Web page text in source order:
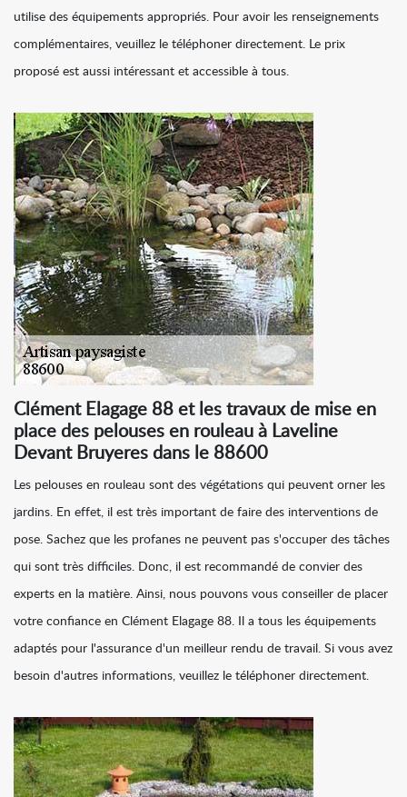
utilise des équipements appropriés. Pour avoir les renseignements
complémentaires, veuillez le téléphoner directement. Le prix
proposé est aussi intéressant et accessible à tous.
Clément Elagage 88 et les travaux de mise en
place des pelouses en rouleau à Laveline
Devant Bruyeres dans le 88600
Les pelouses en rouleau sont des végétations qui peuvent orner les
jardins. En effet, il est très important de faire des interventions de
pose. Sachez que les profanes ne peuvent pas s'occuper des tâches
qui sont très difficiles. Donc, il est recommandé de convier des
experts en la matière. Ainsi, nous pouvons vous conseiller de placer
votre confiance en Clément Elagage 88. Il a tous les équipements
adaptés pour l'assurance d'un meilleur rendu de travail. Si vous avez
besoin d'autres informations, veuillez le téléphoner directement.